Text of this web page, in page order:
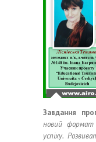
Завдання
новий формат
успіху.